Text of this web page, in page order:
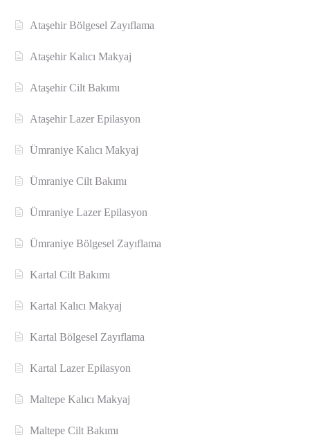
Ataşehir Bölgesel Zayıflama
Ataşehir Kalıcı Makyaj
Ataşehir Cilt Bakımı
Ataşehir Lazer Epilasyon
Ümraniye Kalıcı Makyaj
Ümraniye Cilt Bakımı
Ümraniye Lazer Epilasyon
Ümraniye Bölgesel Zayıflama
Kartal Cilt Bakımı
Kartal Kalıcı Makyaj
Kartal Bölgesel Zayıflama
Kartal Lazer Epilasyon
Maltepe Kalıcı Makyaj
Maltepe Cilt Bakımı